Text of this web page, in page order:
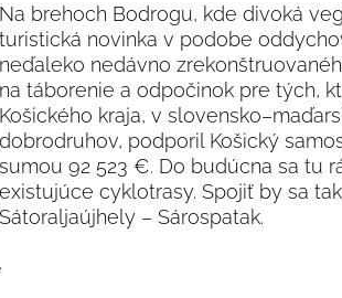
Na brehoch Bodrogu, kde divoká
turistická novinka v podobe
neďaleko nedávno
na táborenie a odpočinok pre tých,
Košického kraja, v
dobrodruhov, podporil Košický
sumou 92 523 €. Do budúcna sa tu
existujúce cyklotrasy. Spojiť by sa
Sátoraljaújhely – Sárospatak.
.